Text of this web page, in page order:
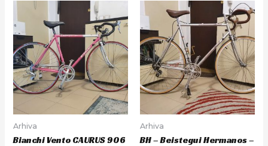
Arhiva
Bianchi Vento CAURUS 906
Arhiva
BH – Beistegui Hermanos –